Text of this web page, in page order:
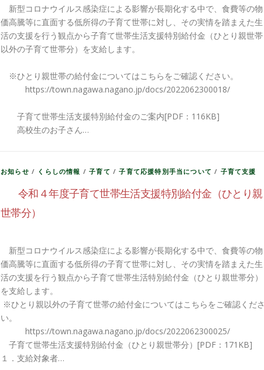
新型コロナウイルス感染症による影響が長期化する中で、食費等の物
価高騰等に直面する低所得の子育て世帯に対し、その実情を踏まえた生
活の支援を行う観点から子育て世帯生活支援特別給付金（ひとり親世帯
以外の子育て世帯分）を支給します。
※ひとり親世帯の給付金についてはこちらをご確認ください。
https://town.nagawa.nagano.jp/docs/2022062300018/
子育て世帯生活支援特別給付金のご案内[PDF：116KB]
高校生のお子さん…
お知らせ / くらしの情報 /子育て /子育て応援特別手当について / 子育て支援
令和４年度子育て世帯生活支援特別給付金（ひとり親
世帯分）
新型コロナウイルス感染症による影響が長期化する中で、食費等の物
価高騰等に直面する低所得の子育て世帯に対し、その実情を踏まえた生
活の支援を行う観点から子育て世帯生活特別給付金（ひとり親世帯分）
を支給します。
※ひとり親以外の子育て世帯の給付金についてはこちらをご確認くださ
い。
https://town.nagawa.nagano.jp/docs/2022062300025/
子育て世帯生活支援特別給付金（ひとり親世帯分）[PDF：171KB]
１．支給対象者…